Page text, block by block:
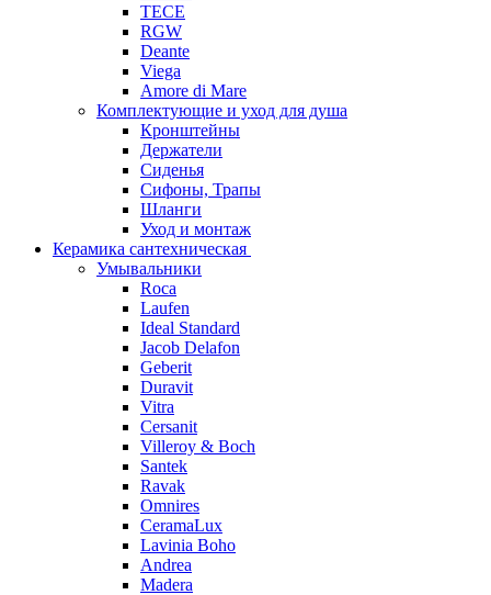
TECE
RGW
Deante
Viega
Amore di Mare
Комплектующие и уход для душа
Кронштейны
Держатели
Сиденья
Сифоны, Трапы
Шланги
Уход и монтаж
Керамика сантехническая
Умывальники
Roca
Laufen
Ideal Standard
Jacob Delafon
Geberit
Duravit
Vitra
Cersanit
Villeroy & Boch
Santek
Ravak
Omnires
CeramaLux
Lavinia Boho
Andrea
Madera